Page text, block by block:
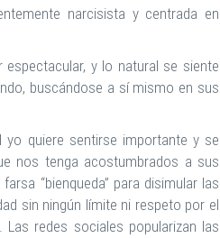
narcisista y centrada en
y lo natural se siente
buscándose a sí mismo en sus
yo quiere sentirse importante y se
nos tenga acostumbrados a sus
“bienqueda” para disimular las
sin ningún límite ni respeto por el
redes sociales popularizan las